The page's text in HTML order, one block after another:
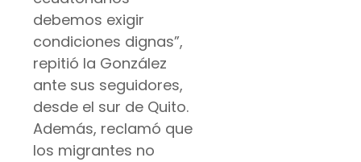
debemos exigir
condiciones dignas”,
repitió la González
ante sus seguidores,
desde el sur de Quito.
Además, reclamó que
los migrantes no